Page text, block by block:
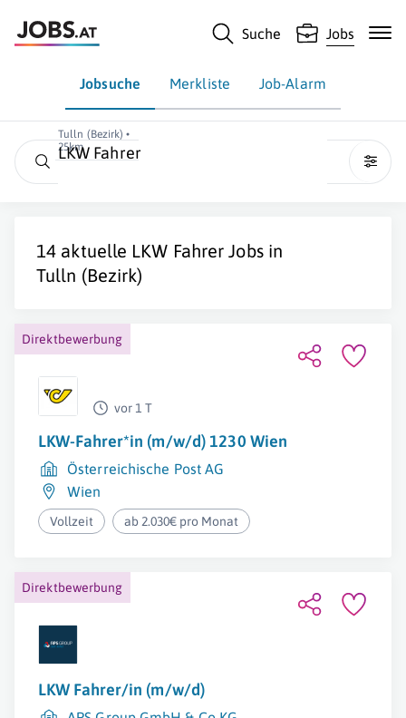
Suche Jobs
Jobsuche Merkliste Job-Alarm
Tulln (Bezirk) •
25km
LKW Fahrer
14 aktuelle LKW Fahrer Jobs in
Tulln (Bezirk)
Direktbewerbung
vor 1 T
LKW-Fahrer*in (m/w/d) 1230 Wien
Österreichische Post AG
Wien
Vollzeit ab 2.030€ pro Monat
Direktbewerbung
LKW Fahrer/in (m/w/d)